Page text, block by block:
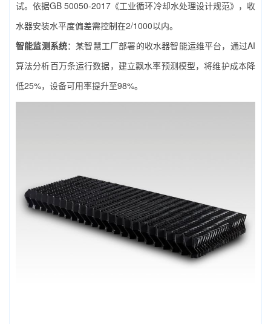
试。依据GB 50050-2017《工业循环冷却水处理设计规范》，收
水器安装水平度偏差需控制在2/1000以内。
智能监测系统：某智慧工厂部署的收水器智能运维平台，通过AI
算法分析百万条运行数据，建立飘水率预测模型，将维护成本降
低25%，设备可用率提升至98%。